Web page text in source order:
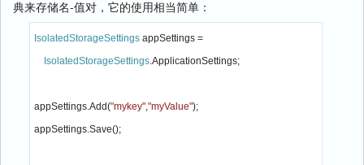
典来存储名-值对，它的使用相当简单：
IsolatedStorageSettings appSettings =
IsolatedStorageSettings.ApplicationSettings;
appSettings.Add("mykey","myValue");
appSettings.Save();